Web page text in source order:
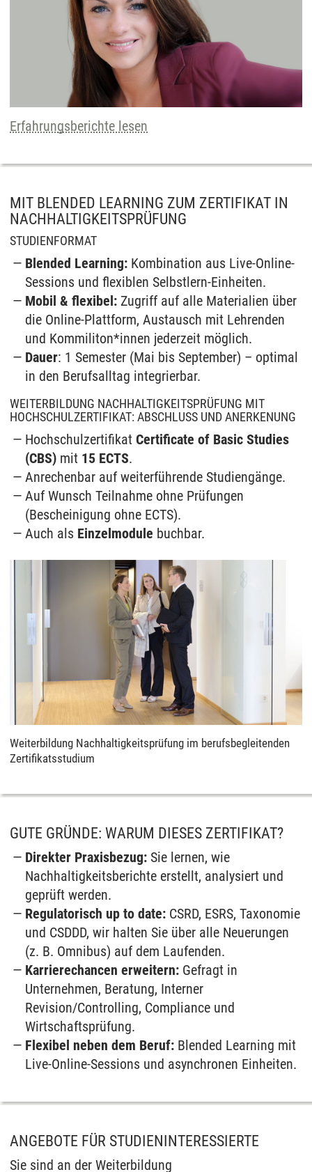
Erfahrungsberichte lesen
MIT BLENDED LEARNING ZUM ZERTIFIKAT IN
NACHHALTIGKEITSPRÜFUNG
STUDIENFORMAT
Blended Learning: Kombination aus Live-Online-
Sessions und flexiblen Selbstlern-Einheiten.
Mobil & flexibel: Zugriff auf alle Materialien über
die Online-Plattform, Austausch mit Lehrenden
und Kommiliton*innen jederzeit möglich.
Dauer: 1 Semester (Mai bis September) – optimal
in den Berufsalltag integrierbar.
WEITERBILDUNG NACHHALTIGKEITSPRÜFUNG MIT
HOCHSCHULZERTIFIKAT: ABSCHLUSS UND ANERKENUNG
HochschulzertifikatCertificate of Basic Studies
(CBS) mit 15 ECTS.
Anrechenbar auf weiterführende Studiengänge.
Auf Wunsch Teilnahme ohne Prüfungen
(Bescheinigung ohne ECTS).
Auch als Einzelmodule buchbar.
Weiterbildung Nachhaltigkeitsprüfung im berufsbegleitenden
Zertifikatsstudium
GUTE GRÜNDE: WARUM DIESES ZERTIFIKAT?
Direkter Praxisbezug: Sie lernen, wie
Nachhaltigkeitsberichte erstellt, analysiert und
geprüft werden.
Regulatorisch up to date: CSRD, ESRS, Taxonomie
und CSDDD, wir halten Sie über alle Neuerungen
(z. B. Omnibus) auf dem Laufenden.
Karrierechancen erweitern: Gefragt in
Unternehmen, Beratung, Interner
Revision/Controlling, Compliance und
Wirtschaftsprüfung.
Flexibel neben dem Beruf: Blended Learning mit
Live-Online-Sessions und asynchronen Einheiten.
ANGEBOTE FÜR STUDIENINTERESSIERTE
Sie sind an der Weiterbildung